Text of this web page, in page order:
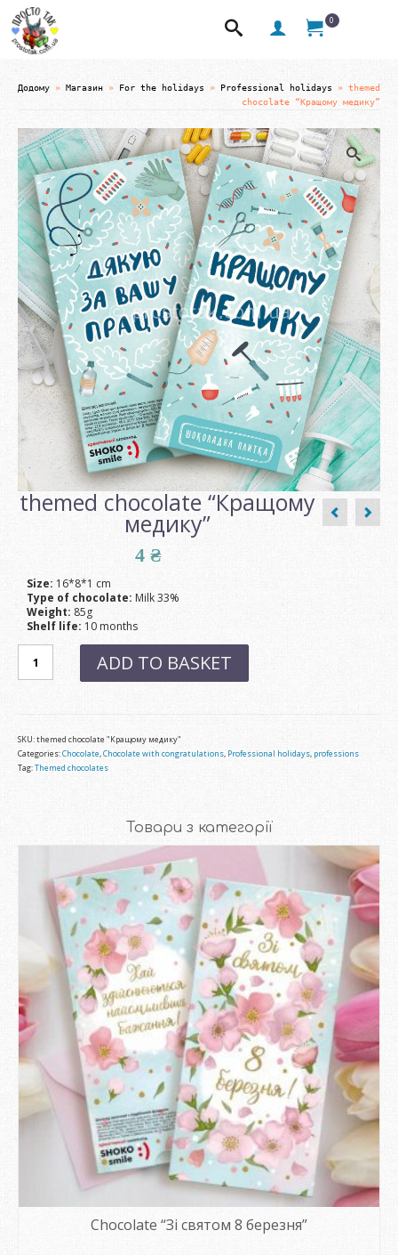
0
Додому » Магазин » For the holidays » Professional holidays » themed
chocolate “Кращому медику”
themed chocolate “Кращому
медику”
4₴
Size: 16*8*1 cm
Type of chocolate: Milk 33%
Weight: 85g
Shelf life: 10 months
themed
chocolate
"Кращому
ADD TO BASKET
SKU:themed chocolate "Кращому медику"
Categories:Chocolate,Chocolate with congratulations, Professional holidays, professions
Tag:Themed chocolates
Товари з категорії
Chocolate “Зі святом 8 березня”